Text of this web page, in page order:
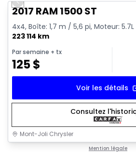
Vidéo disponible
Previous slide
2017 RAM 1500 ST
4x4, Boîte: 1,7 m / 5,6 pi, Moteur:
223 114 km
Par semaine + tx
125$
Voir les détails
Consultez
Mont-Joli Chrysler
Mention légale